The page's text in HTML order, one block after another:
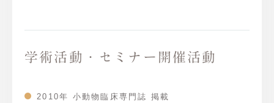
学術活動・セミナー開催活動
2010年 小動物臨床専門誌 掲載